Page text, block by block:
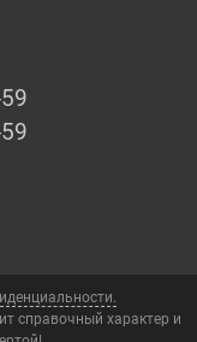
справочный характер и